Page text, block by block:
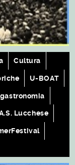
Cultura
U-BOAT
Lucchese